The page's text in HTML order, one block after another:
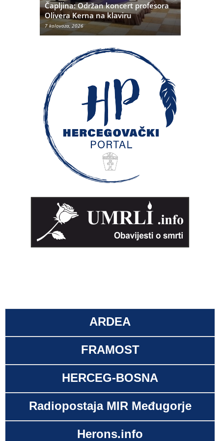
Čapljina: Održan koncert profesora
Olivera Kerna na klaviru
7 kolovoza, 2026
ARDEA
FRAMOST
HERCEG-BOSNA
Radiopostaja MIR Međugorje
Herons.info